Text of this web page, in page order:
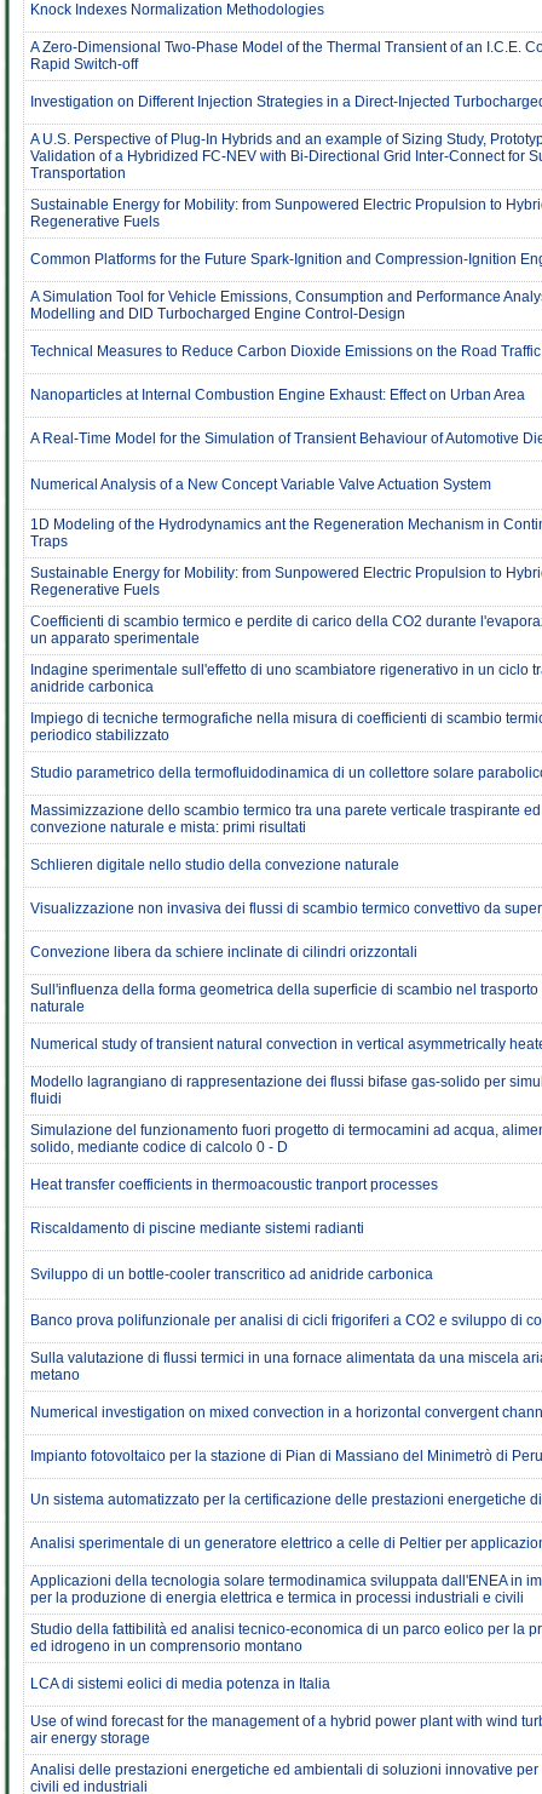
Knock Indexes Normalization Methodologies
A Zero-Dimensional Two-Phase Model of the Thermal Transient of an I.C.E.
Rapid Switch-off
Investigation on Different Injection Strategies in a Direct-Injected
A U.S. Perspective of Plug-In Hybrids and an example of Sizing Study,
Validation of a Hybridized FC-NEV with Bi-Directional Grid Inter-Connect for
Transportation
Sustainable Energy for Mobility: from Sunpowered Electric Propulsion to
Regenerative Fuels
Common Platforms for the Future Spark-Ignition and Compression-Ignition
A Simulation Tool for Vehicle Emissions, Consumption and Performance
Modelling and DID Turbocharged Engine Control-Design
Technical Measures to Reduce Carbon Dioxide Emissions on the Road Traffic
Nanoparticles at Internal Combustion Engine Exhaust: Effect on Urban Area
A Real-Time Model for the Simulation of Transient Behaviour of Automotive
Numerical Analysis of a New Concept Variable Valve Actuation System
1D Modeling of the Hydrodynamics ant the Regeneration Mechanism in
Traps
Sustainable Energy for Mobility: from Sunpowered Electric Propulsion to
Regenerative Fuels
Coefficienti di scambio termico e perdite di carico della CO2 durante
un apparato sperimentale
Indagine sperimentale sull'effetto di uno scambiatore rigenerativo in un ciclo
anidride carbonica
Impiego di tecniche termografiche nella misura di coefficienti di scambio
periodico stabilizzato
Studio parametrico della termofluidodinamica di un collettore solare
Massimizzazione dello scambio termico tra una parete verticale traspirante
convezione naturale e mista: primi risultati
Schlieren digitale nello studio della convezione naturale
Visualizzazione non invasiva dei flussi di scambio termico convettivo da
Convezione libera da schiere inclinate di cilindri orizzontali
Sull'influenza della forma geometrica della superficie di scambio nel
naturale
Numerical study of transient natural convection in vertical asymmetrically
Modello lagrangiano di rappresentazione dei flussi bifase gas-solido per
fluidi
Simulazione del funzionamento fuori progetto di termocamini ad acqua,
solido, mediante codice di calcolo 0 - D
Heat transfer coefficients in thermoacoustic tranport processes
Riscaldamento di piscine mediante sistemi radianti
Sviluppo di un bottle-cooler transcritico ad anidride carbonica
Banco prova polifunzionale per analisi di cicli frigoriferi a CO2 e sviluppo di
Sulla valutazione di flussi termici in una fornace alimentata da una miscela
metano
Numerical investigation on mixed convection in a horizontal convergent
Impianto fotovoltaico per la stazione di Pian di Massiano del Minimetrò di
Un sistema automatizzato per la certificazione delle prestazioni energetiche
Analisi sperimentale di un generatore elettrico a celle di Peltier per
Applicazioni della tecnologia solare termodinamica sviluppata dall'ENEA in
per la produzione di energia elettrica e termica in processi industriali e civili
Studio della fattibilità ed analisi tecnico-economica di un parco eolico per la
ed idrogeno in un comprensorio montano
LCA di sistemi eolici di media potenza in Italia
Use of wind forecast for the management of a hybrid power plant with wind
air energy storage
Analisi delle prestazioni energetiche ed ambientali di soluzioni innovative
civili ed industriali